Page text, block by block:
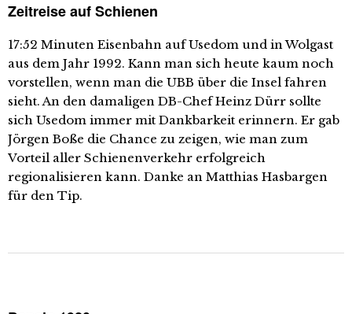
Zeitreise auf Schienen
17:52 Minuten Eisenbahn auf Usedom und in Wolgast
aus dem Jahr 1992. Kann man sich heute kaum noch
vorstellen, wenn man die UBB über die Insel fahren
sieht. An den damaligen DB-Chef Heinz Dürr sollte
sich Usedom immer mit Dankbarkeit erinnern. Er gab
Jörgen Boße die Chance zu zeigen, wie man zum
Vorteil aller Schienenverkehr erfolgreich
regionalisieren kann. Danke an Matthias Hasbargen
für den Tip.